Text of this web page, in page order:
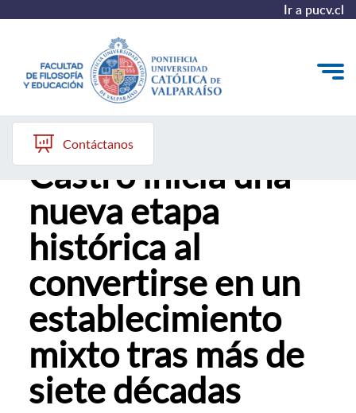
Ir a pucv.cl
Quiénes somos
Líneas de trabajo 2025-2028
Historia
Proyecto Conocimientos 2030
Contáctanos
Colegio Rubén
Castro inicia una
nueva etapa
histórica al
convertirse en un
establecimiento
mixto tras más de
siete décadas